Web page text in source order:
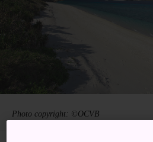
Photo copyright: ©OCVB